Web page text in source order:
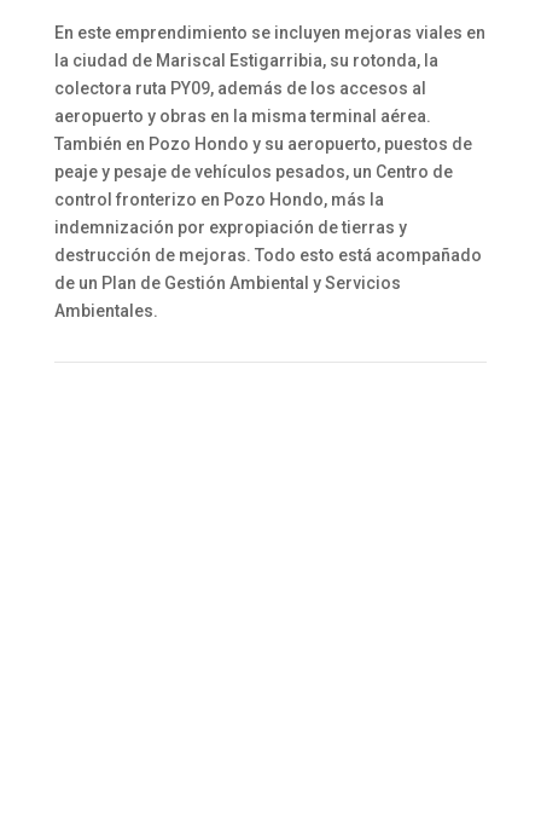
En este emprendimiento se incluyen mejoras viales en
la ciudad de Mariscal Estigarribia, su rotonda, la
colectora ruta PY09, además de los accesos al
aeropuerto y obras en la misma terminal aérea.
También en Pozo Hondo y su aeropuerto, puestos de
peaje y pesaje de vehículos pesados, un Centro de
control fronterizo en Pozo Hondo, más la
indemnización por expropiación de tierras y
destrucción de mejoras. Todo esto está acompañado
de un Plan de Gestión Ambiental y Servicios
Ambientales.